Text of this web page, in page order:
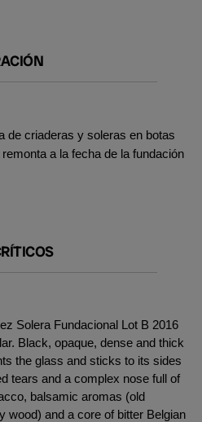
de criaderas y soleras en botas
a la fecha de la fundación
Solera Fundacional Lot B 2016
Black, opaque, dense and thick
the glass and sticks to its sides
tears and a complex nose full of
balsamic aromas (old
wood) and a core of bitter Belgian